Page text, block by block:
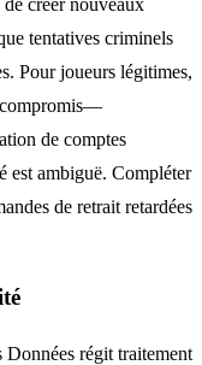
créer nouveaux
tentatives criminels
Pour joueurs légitimes,
compromis—
de comptes
est ambiguë. Compléter
de retrait retardées
régit traitement